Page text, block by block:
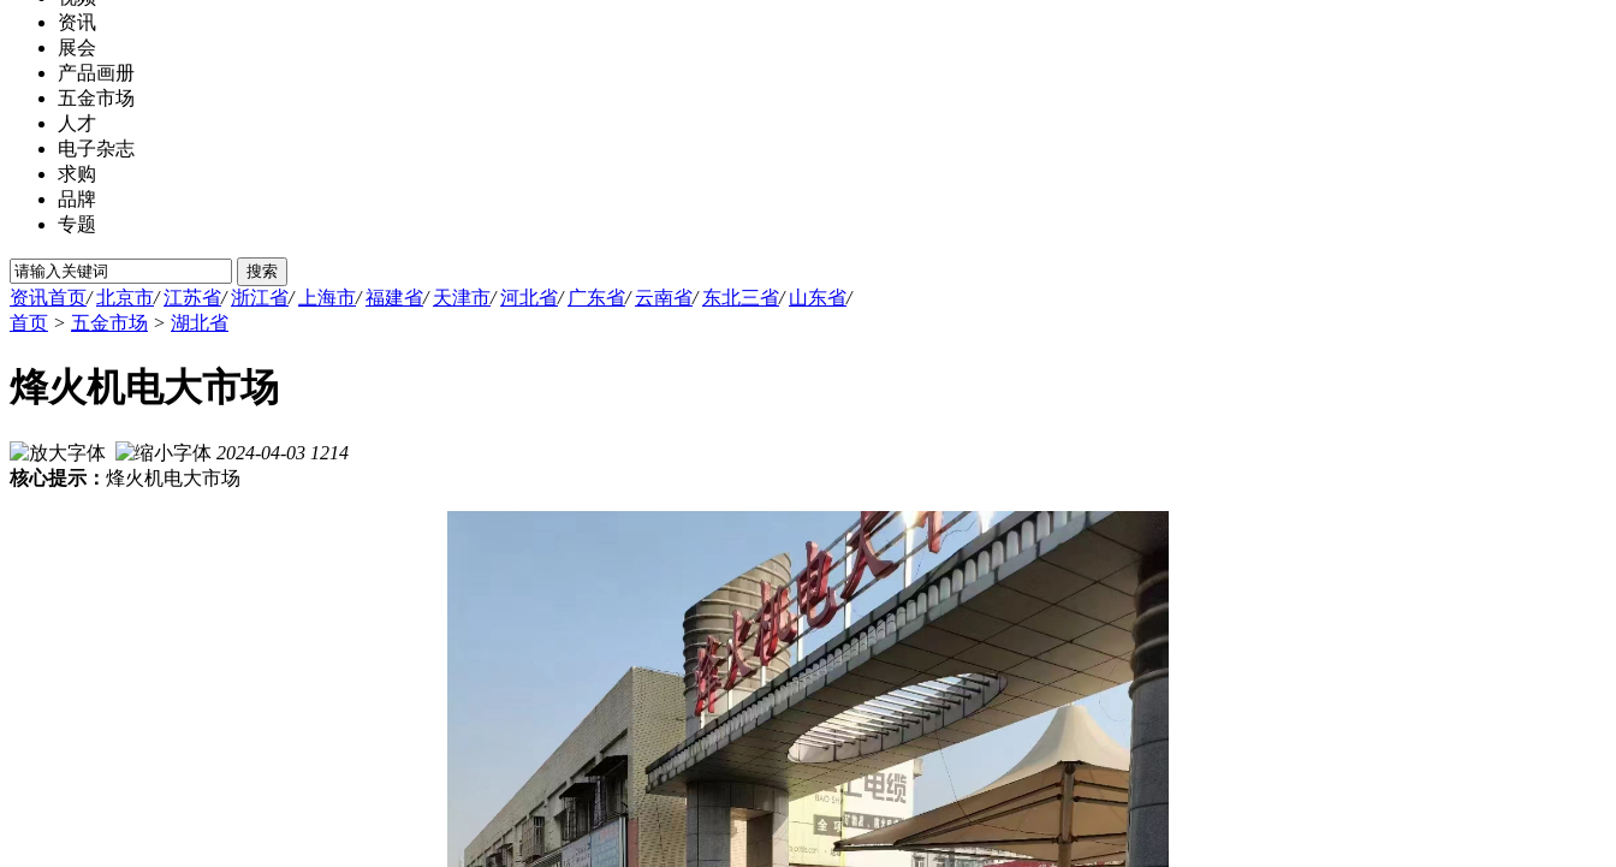
资讯
展会
产品画册
五金市场
人才
电子杂志
求购
品牌
专题
资讯首页/ 北京市/ 江苏省/ 浙江省/ 上海市/ 福建省/ 天津市/ 河北省/ 广东省/ 云南省/ 东北三省/ 山东省/
首页 > 五金市场 > 湖北省
烽火机电大市场
2024-04-03 1214
核心提示： 烽火机电大市场